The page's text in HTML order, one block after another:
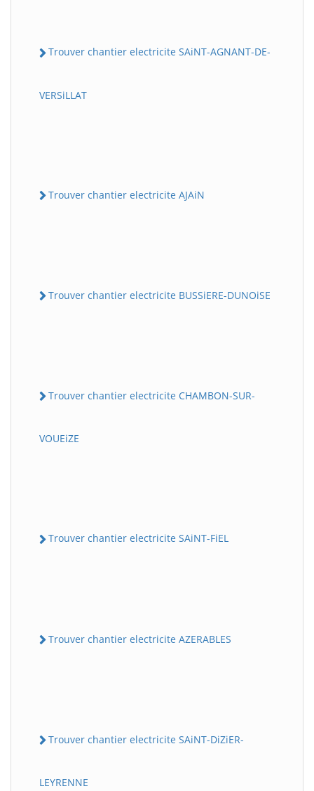
Trouver chantier electricite SAiNT-AGNANT-DE-
VERSiLLAT
Trouver chantier electricite AJAiN
Trouver chantier electricite BUSSiERE-DUNOiSE
Trouver chantier electricite CHAMBON-SUR-
VOUEiZE
Trouver chantier electricite SAiNT-FiEL
Trouver chantier electricite AZERABLES
Trouver chantier electricite SAiNT-DiZiER-
LEYRENNE